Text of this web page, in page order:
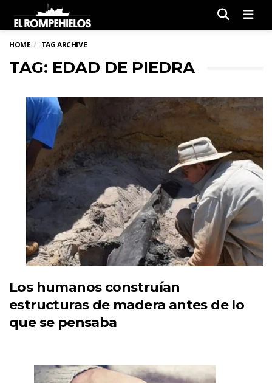
HOME TAG ARCHIVE
TAG: EDAD DE PIEDRA
Los humanos construían
estructuras de madera antes de lo
que se pensaba